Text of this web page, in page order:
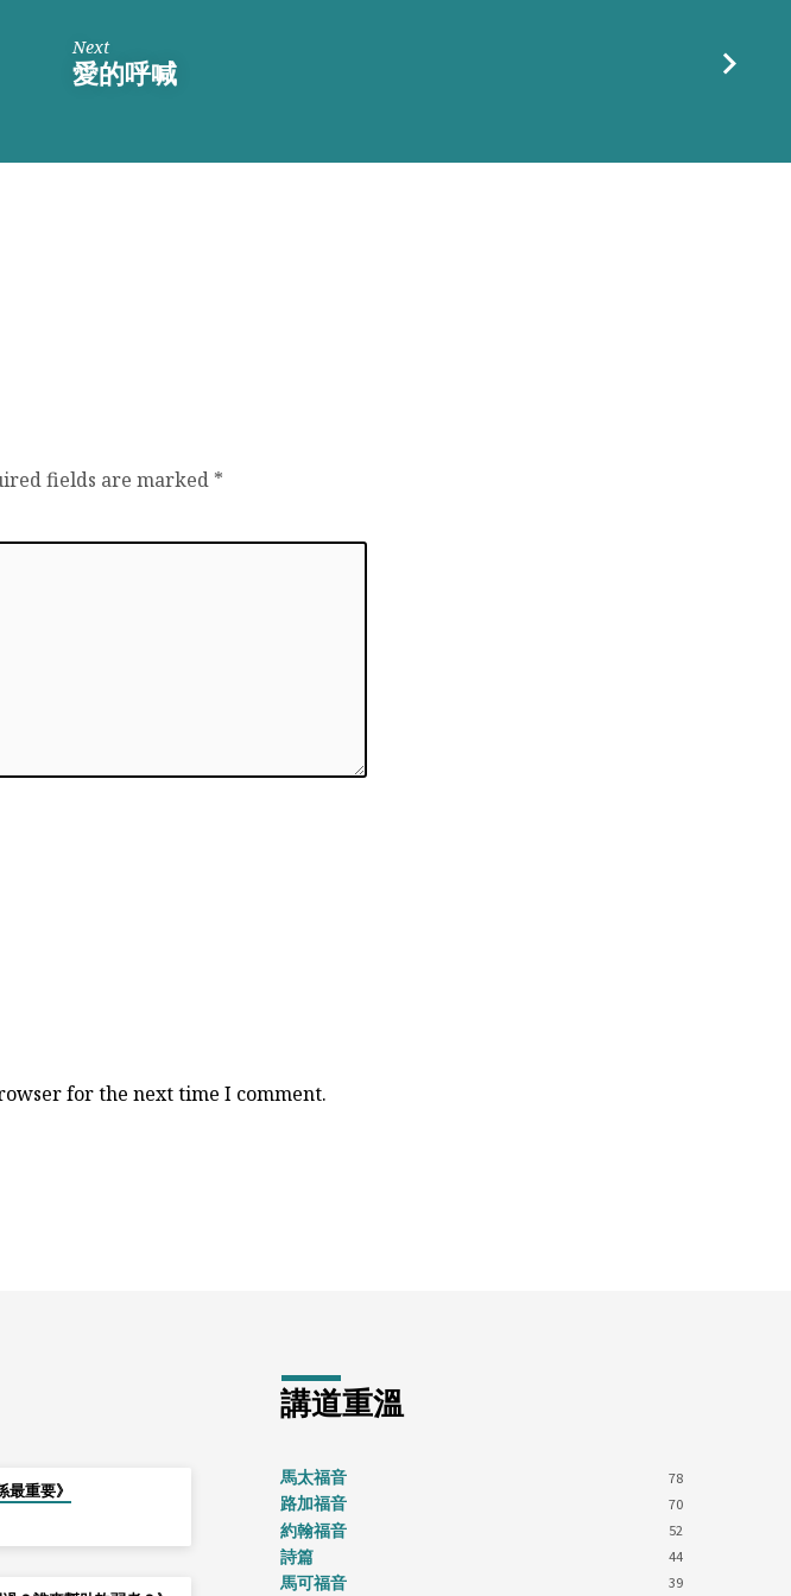
Next
愛的呼喊
fields are marked *
for the next time I comment.
重要》
講道重溫
馬太福音 78
路加福音 70
約翰福音 52
詩篇 44
馬可福音 39